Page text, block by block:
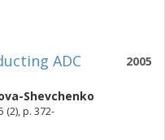
2005
ADC
Shevchenko
(2), p. 372-